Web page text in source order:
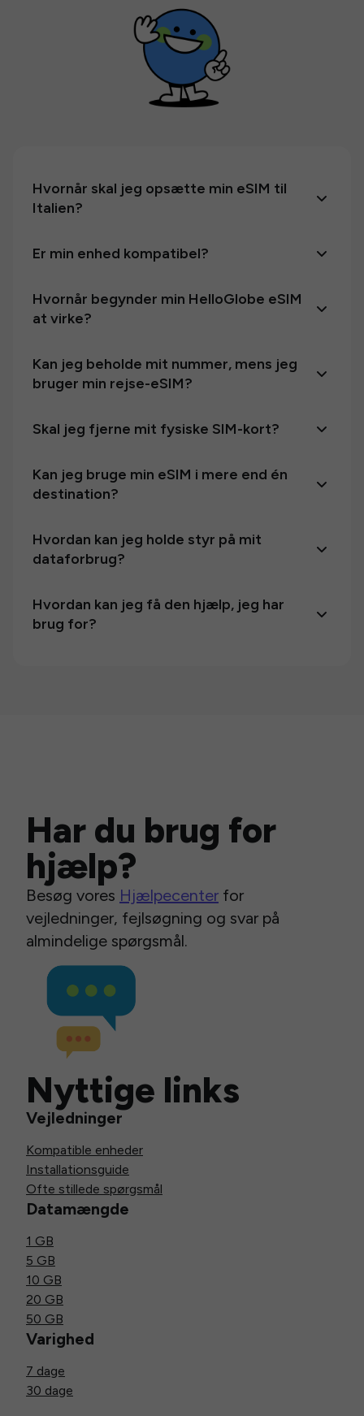
Hvornår skal jeg opsætte min eSIM til
Italien?
Er min enhed kompatibel?
Hvornår begynder min HelloGlobe eSIM
at virke?
Kan jeg beholde mit nummer, mens jeg
bruger min rejse-eSIM?
Skal jeg fjerne mit fysiske SIM-kort?
Kan jeg bruge min eSIM i mere end én
destination?
Hvordan kan jeg holde styr på mit
dataforbrug?
Hvordan kan jeg få den hjælp, jeg har
brug for?
Har du brug for
hjælp?
Besøg vores Hjælpecenter for
vejledninger, fejlsøgning og svar på
almindelige spørgsmål.
Nyttige links
Vejledninger
Kompatible enheder
Installationsguide
Ofte stillede spørgsmål
Datamængde
1 GB
5 GB
10 GB
20 GB
50 GB
Varighed
7 dage
30 dage